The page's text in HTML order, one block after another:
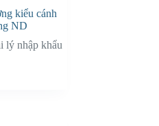
kiểu cánh
ND
lý nhập khẩu